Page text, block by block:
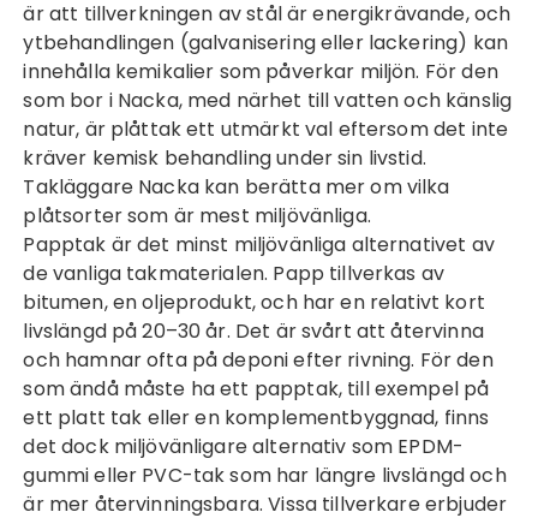
är att tillverkningen av stål är energikrävande, och
ytbehandlingen (galvanisering eller lackering) kan
innehålla kemikalier som påverkar miljön. För den
som bor i Nacka, med närhet till vatten och känslig
natur, är plåttak ett utmärkt val eftersom det inte
kräver kemisk behandling under sin livstid.
Takläggare Nackakan berätta mer om vilka
plåtsorter som är mest miljövänliga.
Papptak är det minst miljövänliga alternativet av
de vanliga takmaterialen. Papp tillverkas av
bitumen, en oljeprodukt, och har en relativt kort
livslängd på 20–30 år. Det är svårt att återvinna
och hamnar ofta på deponi efter rivning. För den
som ändå måste ha ett papptak, till exempel på
ett platt tak eller en komplementbyggnad, finns
det dock miljövänligare alternativ som EPDM-
gummi eller PVC-tak som har längre livslängd och
är mer återvinningsbara. Vissa tillverkare erbjuder